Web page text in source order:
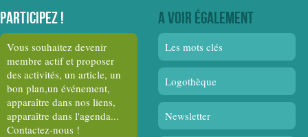
Participez !
Vous souhaitez devenir
membre actif et proposer
des activités, un article, un
bon plan,un événement,
apparaître dans nos liens,
apparaître dans l'agenda...
Contactez-nous !
A voir également
Les mots clés
Logothèque
Newsletter